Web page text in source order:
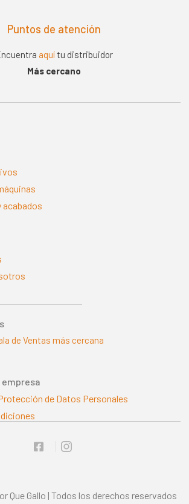
Puntos de atención
aquítu distribuidor
Más cercano
de Ventas más cercana
de Datos Personales
Que Gallo | Todos los derechos reservados